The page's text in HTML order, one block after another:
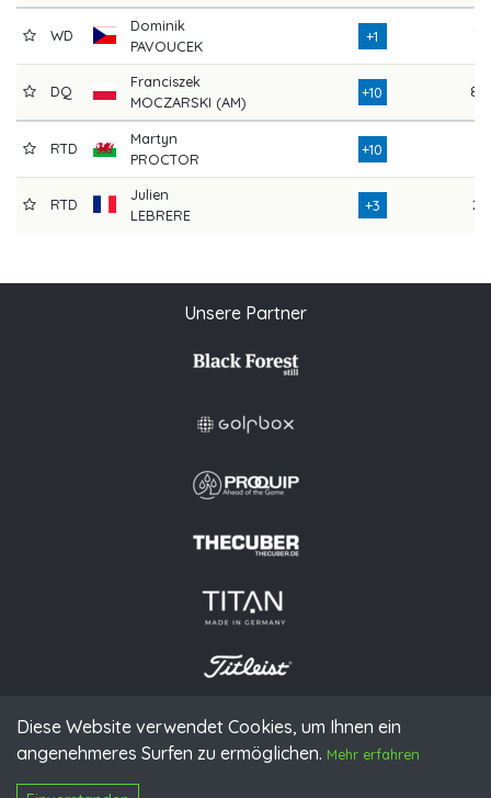
Diese Website verwendet Cookies, um Ihnen ein
angenehmeres Surfen zu ermöglichen. Mehr erfahren
WD
Dominik
PAVOUCEK
+1 71
DQ
Franciszek
MOCZARSKI (AM)
+10 80
RTD
Martyn
PROCTOR
+10
RTD
Julien
LEBRERE
+3 22
Unsere Partner
© 2026 PGAoG
Impressum Datenschutz Presse Downloads
Kontakt